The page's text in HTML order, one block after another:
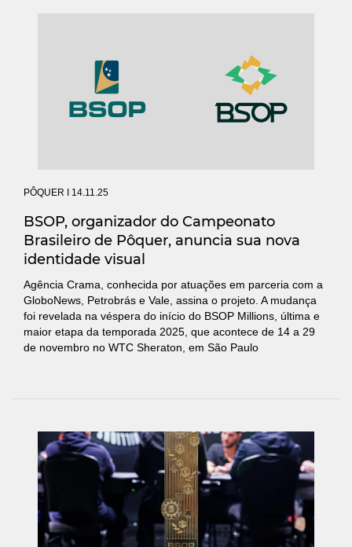
PÔQUER I 14.11.25
BSOP, organizador do Campeonato
Brasileiro de Pôquer, anuncia sua nova
identidade visual
Agência Crama, conhecida por atuações em parceria com a
GloboNews, Petrobrás e Vale, assina o projeto. A mudança
foi revelada na véspera do início do BSOP Millions, última e
maior etapa da temporada 2025, que acontece de 14 a 29
de novembro no WTC Sheraton, em São Paulo